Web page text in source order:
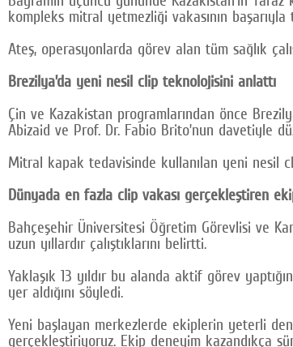
kompleks mitral yetmezliği vakasının başarıyla
Ateş, operasyonlarda görev alan tüm sağlık
Brezilya’da yeni nesil clip teknolojisini anlattı
Çin ve Kazakistan programlarından önce
Abizaid ve Prof. Dr. Fabio Brito’nun davetiyle
Mitral kapak tedavisinde kullanılan yeni nesil
Dünyada en fazla clip vakası gerçekleştiren
Bahçeşehir Üniversitesi Öğretim Görevlisi ve
uzun yıllardır çalıştıklarını belirtti.
Yaklaşık 13 yıldır bu alanda aktif görev
yer aldığını söyledi.
Yeni başlayan merkezlerde ekiplerin yeterli
gerçekleştiriyoruz. Ekip deneyim kazandıkça